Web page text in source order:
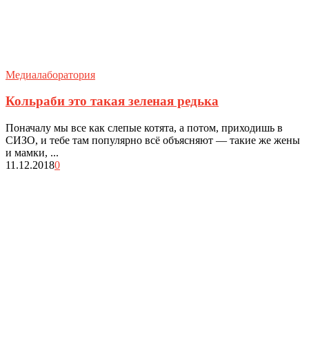
Медиалаборатория
Кольраби это такая зеленая редька
Поначалу мы все как слепые котята, а потом, приходишь в
СИЗО, и тебе там популярно всё объясняют — такие же жены
и мамки, ...
11.12.20180